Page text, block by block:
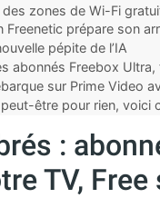
des zones de Wi-Fi
Freenetic prépare son
la
pépite de l’IA
abonnés Freebox
sur Prime Video
être pour rien, voici
:
TV,